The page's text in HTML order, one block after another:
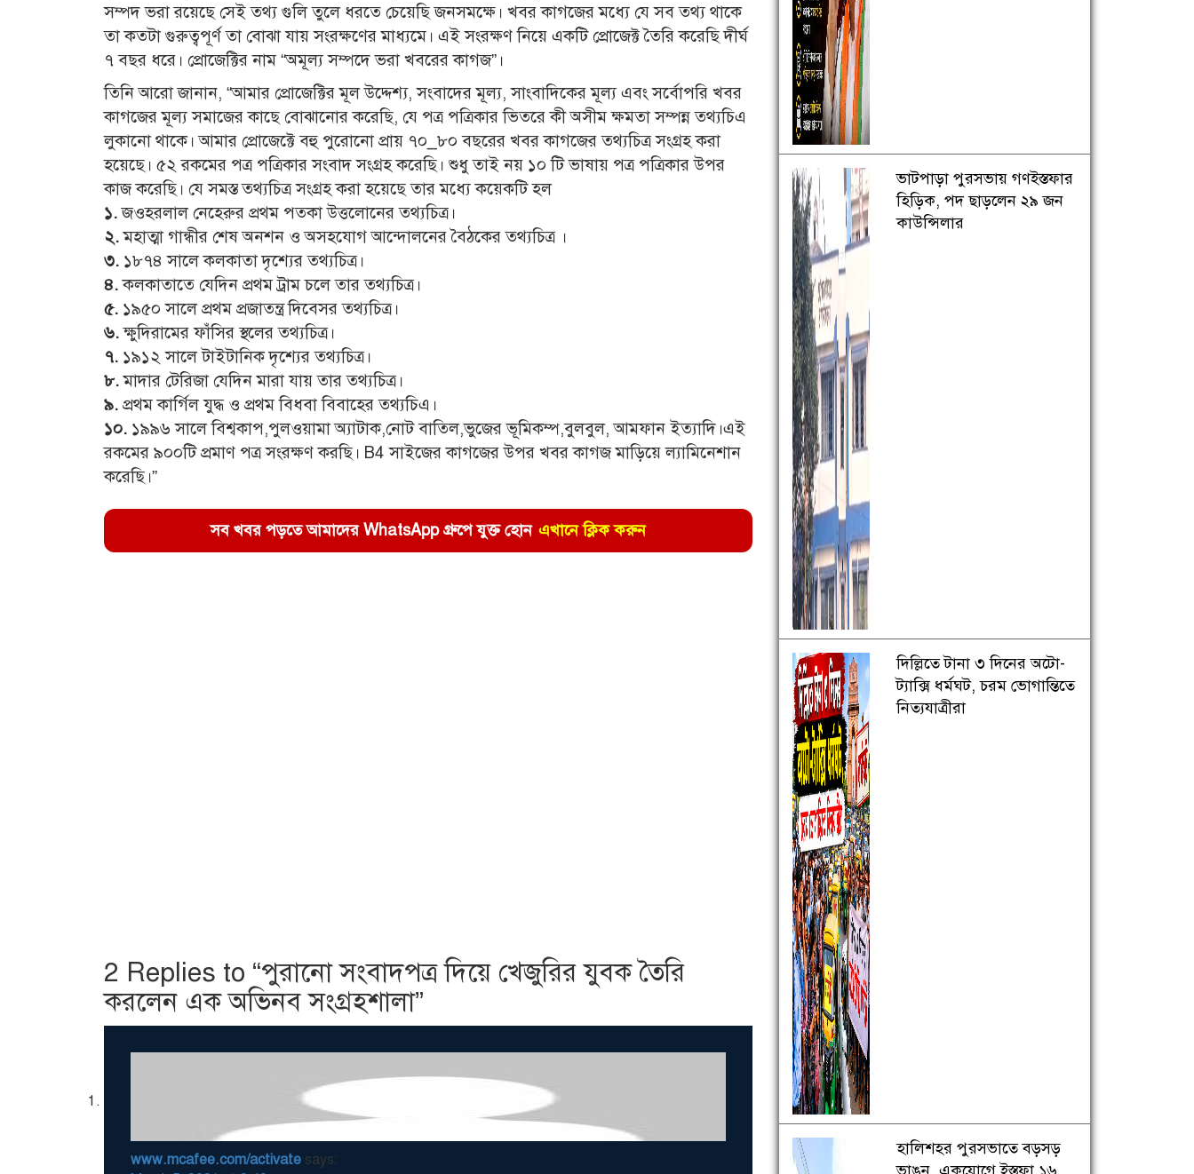
সম্পদ ভরা রয়েছে সেই তথ‍্য গুলি তুলে ধরতে চেয়েছি জনসমক্ষে। খবর কাগজের মধ্যে যে সব তথ‍্য থাকে
তা কতটা গুরুত্বপূর্ণ তা বোঝা যায় সংরক্ষণের মাধ্যমে। এই সংরক্ষণ নিয়ে একটি প্রোজেক্ট তৈরি করেছি দীর্ঘ
৭ বছর ধরে। প্রোজেক্টির নাম “অমূল‍্য সম্পদে ভরা খবরের কাগজ”।
তিনি আরো জানান, “আমার প্রোজেক্টির মূল উদ্দেশ্য, সংবাদের মূল‍্য, সাংবাদিকের মূল‍্য এবং সর্বোপরি খবর
কাগজের মূল‍্য সমাজের কাছে বোঝানোর করেছি, যে পত্র পত্রিকার ভিতরে কী অসীম ক্ষমতা সম্পন্ন তথ‍্যচিএ
লুকানো থাকে। আমার প্রোজেক্টে বহু পুরোনো প্রায় ৭০_৮০ বছরের খবর কাগজের তথ‍্যচিত্র সংগ্রহ করা
হয়েছে। ৫২ রকমের পত্র পত্রিকার সংবাদ সংগ্রহ করেছি। শুধু তাই নয় ১০ টি ভাষায় পত্র পত্রিকার উপর
কাজ করেছি। যে সমস্ত তথ‍্যচিত্র সংগ্রহ করা হয়েছে তার মধ‍্যে কয়েকটি হল
১.জওহরলাল নেহেরুর প্রথম পতকা উত্তলোনের তথ‍্যচিত্র।
২.মহাত্মা গান্ধীর শেষ অনশন ও অসহযোগ আন্দোলনের বৈঠকের তথ‍্যচিত্র ।
৩. ১৮৭৪ সালে কলকাতা দৃশ‍্যের তথ‍্যচিত্র।
৪.কলকাতাতে যেদিন প্রথম ট্রাম চলে তার তথ‍্যচিত্র।
৫. ১৯৫০ সালে প্রথম প্রজাতন্ত্র দিবেসর তথ‍্যচিত্র।
৬.ক্ষুদিরামের ফাঁসির স্থলের তথ‍্যচিত্র।
৭. ১৯১২ সালে টাইটানিক দৃশ‍্যের তথ‍্যচিত্র।
৮.মাদার টেরিজা যেদিন মারা যায় তার তথ‍্যচিত্র।
৯. প্রথম কার্গিল যুদ্ধ ও প্রথম বিধবা বিবাহের তথ‍্যচিএ।
১০. ১৯৯৬ সালে বিশ্বকাপ,পুলওয়ামা অ‍্যাটাক,নোট বাতিল,ভুজের ভূমিকম্প,বুলবুল, আমফান ইত‍্যাদি।এই
রকমের ৯০০টি প্রমাণ পত্র সংরক্ষণ করছি। B4 সাইজের কাগজের উপর খবর কাগজ মাড়িয়ে ল‍্যামিনেশান
করেছি।”
সব খবর পড়তে আমাদের WhatsApp গ্রুপে যুক্ত হোন এখানে ক্লিক করুন
2 Replies to “পুরানো সংবাদপত্র দিয়ে খেজুরির যুবক তৈরি
করলেন এক অভিনব সংগ্রহশালা”
www.mcafee.com/activate says:
ভাটপাড়া পুরসভায় গণইস্তফার
হিড়িক, পদ ছাড়লেন ২৯ জন
কাউন্সিলার
দিল্লিতে টানা ৩ দিনের অটো-
ট্যাক্সি ধর্মঘট, চরম ভোগান্তিতে
নিত্যযাত্রীরা
হালিশহর পুরসভাতে বড়সড়